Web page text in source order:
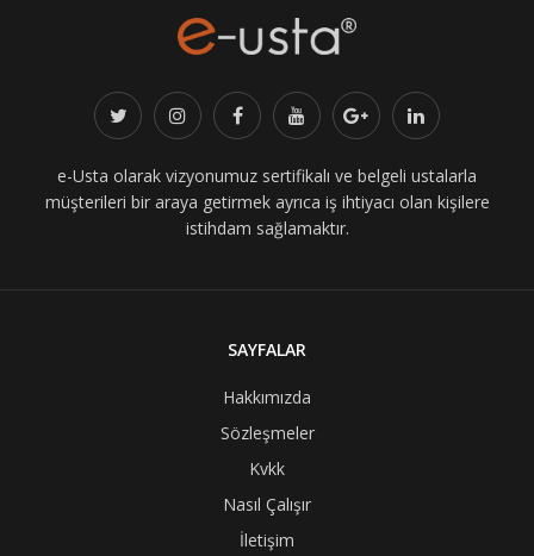
e-Usta olarak vizyonumuz sertifikalı ve belgeli ustalarla
müşterileri bir araya getirmek ayrıca iş ihtiyacı olan kişilere
istihdam sağlamaktır.
SAYFALAR
Hakkımızda
Sözleşmeler
Kvkk
Nasıl Çalışır
İletişim